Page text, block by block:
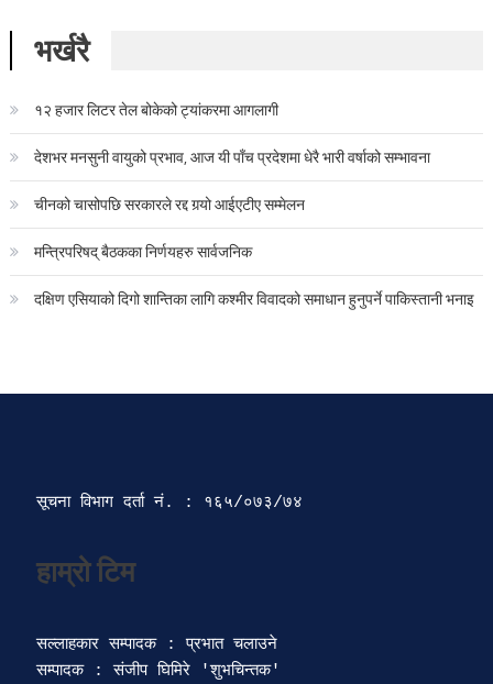
भर्खरै
१२ हजार लिटर तेल बोकेको ट्यांकरमा आगलागी
देशभर मनसुनी वायुको प्रभाव, आज यी पाँच प्रदेशमा धेरै भारी वर्षाको सम्भावना
चीनको चासोपछि सरकारले रद्द गर्‍यो आईएटीए सम्मेलन
मन्त्रिपरिषद् बैठकका निर्णयहरु सार्वजनिक
दक्षिण एसियाको दिगो शान्तिका लागि कश्मीर विवादको समाधान हुनुपर्ने पाकिस्तानी भनाइ
सूचना विभाग दर्ता‍ नं. : १६५/०७३/७४
हाम्रो टिम
सल्लाहकार सम्पादक : प्रभात चलाउने
सम्पादक : संजीप घिमिरे 'शुभचिन्तक'